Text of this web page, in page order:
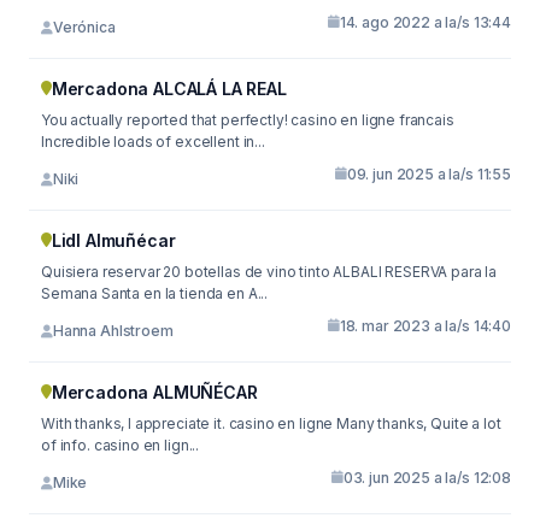
Verónica 14. ago 2022 a la/s 13:44
Mercadona ALCALÁ LA REAL
You actually reported that perfectly! casino en ligne francais
Incredible loads of excellent in...
Niki 09. jun 2025 a la/s 11:55
Lidl Almuñécar
Quisiera reservar 20 botellas de vino tinto ALBALI RESERVA para la
Semana Santa en la tienda en A...
Hanna Ahlstroem 18. mar 2023 a la/s 14:40
Mercadona ALMUÑÉCAR
With thanks, I appreciate it. casino en ligne Many thanks, Quite a lot
of info. casino en lign...
Mike 03. jun 2025 a la/s 12:08